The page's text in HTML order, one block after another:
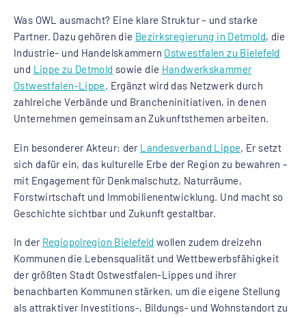
Was OWL ausmacht? Eine klare Struktur – und starke
Partner. Dazu gehören die Bezirksregierung in Detmold, die
Industrie- und Handelskammern Ostwestfalen zu Bielefeld
und Lippe zu Detmold sowie die Handwerkskammer
Ostwestfalen-Lippe. Ergänzt wird das Netzwerk durch
zahlreiche Verbände und Brancheninitiativen, in denen
Unternehmen gemeinsam an Zukunftsthemen arbeiten.
Ein besonderer Akteur: der Landesverband Lippe . Er setzt
sich dafür ein, das kulturelle Erbe der Region zu bewahren –
mit Engagement für Denkmalschutz, Naturräume,
Forstwirtschaft und Immobilienentwicklung. Und macht so
Geschichte sichtbar und Zukunft gestaltbar.
In der Regiopolregion Bielefeld wollen zudem dreizehn
Kommunen die Lebensqualität und Wettbewerbsfähigkeit
der größten Stadt Ostwestfalen-Lippes und ihrer
benachbarten Kommunen stärken, um die eigene Stellung
als attraktiver Investitions-, Bildungs- und Wohnstandort zu